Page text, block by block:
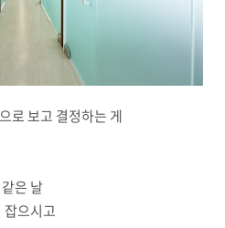
로 보고 결정하는 게
은 날
잡으시고